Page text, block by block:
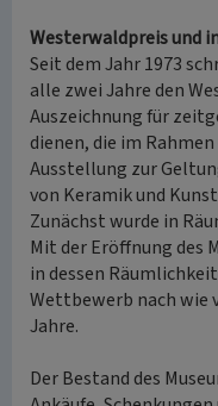
Westerwaldpreis und
Seit dem Jahr 1973
alle zwei Jahre den
Auszeichnung für
dienen, die im
Ausstellung zur
von Keramik und
Zunächst wurde in
Mit der Eröffnung des
in dessen
Wettbewerb nach
Jahre.
Der Bestand des